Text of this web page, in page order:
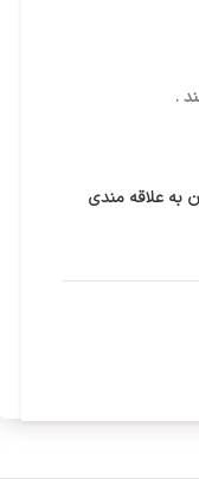
.
به علاقه مندی